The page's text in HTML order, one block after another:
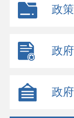
政策
政
政